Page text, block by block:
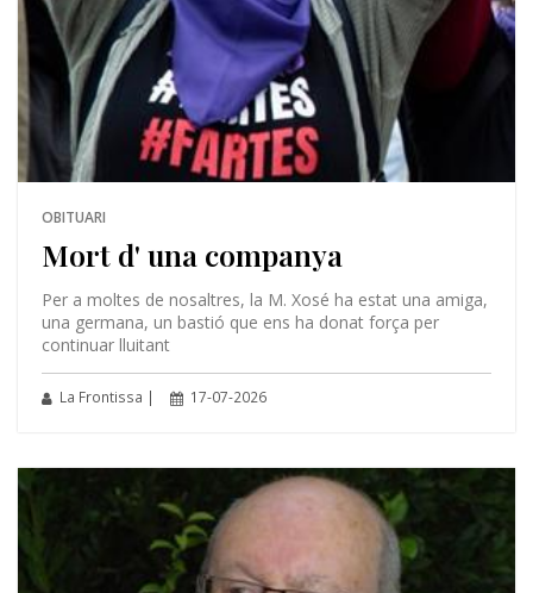
OBITUARI
Mort d' una companya
Per a moltes de nosaltres, la M. Xosé ha estat una amiga,
una germana, un bastió que ens ha donat força per
continuar lluitant
La Frontissa | 17-07-2026